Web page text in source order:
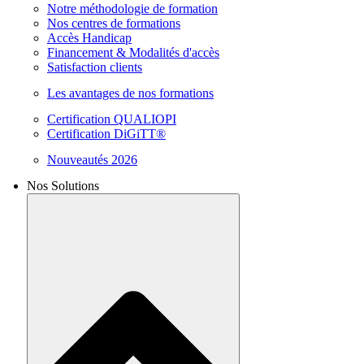
Notre méthodologie de formation
Nos centres de formations
Accès Handicap
Financement & Modalités d'accès
Satisfaction clients
Les avantages de nos formations
Certification QUALIOPI
Certification DiGiTT®
Nouveautés 2026
Nos Solutions